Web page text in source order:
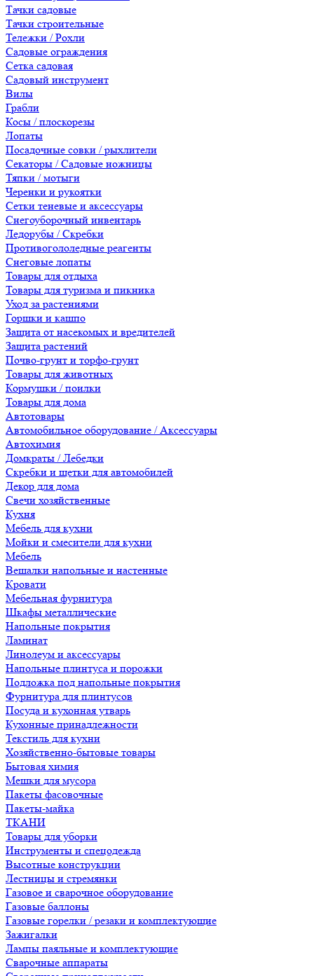
Тачки садовые
Тачки строительные
Тележки / Рохли
Садовые ограждения
Сетка садовая
Садовый инструмент
Вилы
Грабли
Косы / плоскорезы
Лопаты
Посадочные совки / рыхлители
Секаторы / Садовые ножницы
Тяпки / мотыги
Черенки и рукоятки
Сетки теневые и аксессуары
Снегоуборочный инвентарь
Ледорубы / Скребки
Противогололедные реагенты
Снеговые лопаты
Товары для отдыха
Товары для туризма и пикника
Уход за растениями
Горшки и кашпо
Защита от насекомых и вредителей
Защита растений
Почво-грунт и торфо-грунт
Товары для животных
Кормушки / поилки
Товары для дома
Автотовары
Автомобильное оборудование / Аксессуары
Автохимия
Домкраты / Лебедки
Скребки и щетки для автомобилей
Декор для дома
Свечи хозяйственные
Кухня
Мебель для кухни
Мойки и смесители для кухни
Мебель
Вешалки напольные и настенные
Кровати
Мебельная фурнитура
Шкафы металлические
Напольные покрытия
Ламинат
Линолеум и аксессуары
Напольные плинтуса и порожки
Подложка под напольные покрытия
Фурнитура для плинтусов
Посуда и кухонная утварь
Кухонные принадлежности
Текстиль для кухни
Хозяйственно-бытовые товары
Бытовая химия
Мешки для мусора
Пакеты фасовочные
Пакеты-майка
ТКАНИ
Товары для уборки
Инструменты и спецодежда
Высотные конструкции
Лестницы и стремянки
Газовое и сварочное оборудование
Газовые баллоны
Газовые горелки / резаки и комплектующие
Зажигалки
Лампы паяльные и комплектующие
Сварочные аппараты